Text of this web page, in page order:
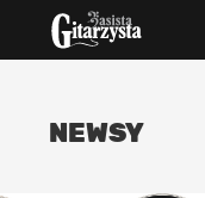
NEWSY